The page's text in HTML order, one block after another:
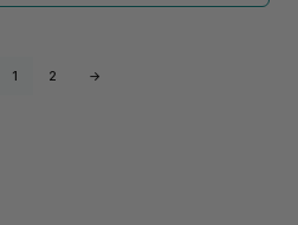
1 2 →